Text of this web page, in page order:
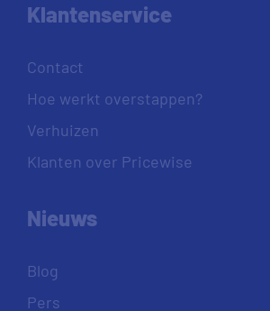
Klantenservice
Contact
Hoe werkt overstappen?
Verhuizen
Klanten over Pricewise
Nieuws
Blog
Pers